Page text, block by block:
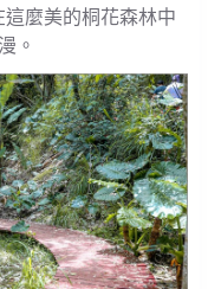
麼美的桐花森林中
。